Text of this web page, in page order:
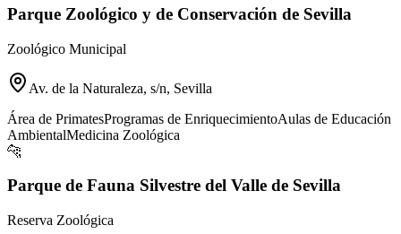
Parque Zoológico y de Conservación de Sevilla
Zoológico Municipal
Av. de la Naturaleza, s/n, Sevilla
Área de PrimatesProgramas de EnriquecimientoAulas de Educación
AmbientalMedicina Zoológica
🐆
Parque de Fauna Silvestre del Valle de Sevilla
Reserva Zoológica